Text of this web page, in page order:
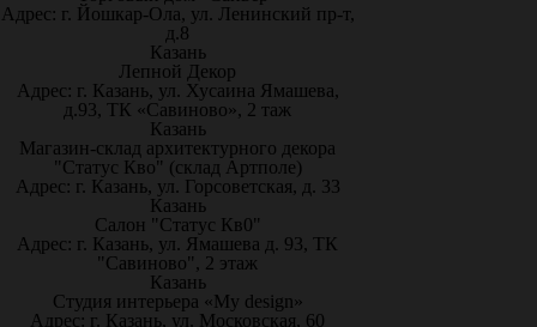
Адрес: г. Йошкар-Ола, ул. Ленинский пр-т,
д.8
Казань
Лепной Декор
Адрес: г. Казань, ул. Хусаина Ямашева,
д.93, ТК «Савиново», 2 таж
Казань
Магазин-склад архитектурного декора
"Статус Кво" (склад Артполе)
Адрес: г. Казань, ул. Горсоветская, д. 33
Казань
Салон "Статус Кв0"
Адрес: г. Казань, ул. Ямашева д. 93, ТК
"Савиново", 2 этаж
Казань
Студия интерьера «My design»
Адрес: г. Казань, ул. Московская, 60